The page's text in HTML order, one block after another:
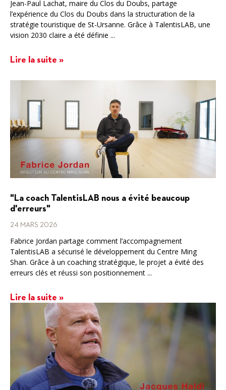
Jean-Paul Lachat, maire du Clos du Doubs, partage
l’expérience du Clos du Doubs dans la structuration de la
stratégie touristique de St-Ursanne. Grâce à TalentisLAB, une
vision 2030 claire a été définie ...
Lire la suite »
"La coach TalentisLAB nous a évité beaucoup
d'erreurs"
24 MARS 2026
Fabrice Jordan partage comment l’accompagnement
TalentisLAB a sécurisé le développement du Centre Ming
Shan. Grâce à un coaching stratégique, le projet a évité des
erreurs clés et réussi son positionnement ...
Lire la suite »